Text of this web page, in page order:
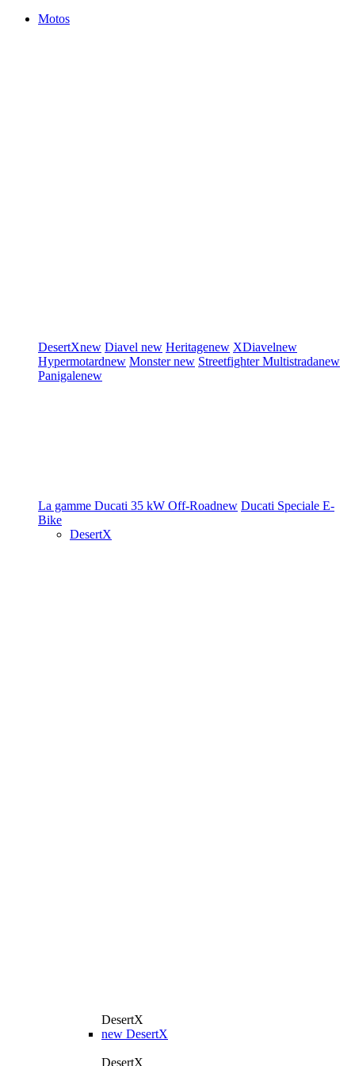
Motos
DesertXnew Diavel new Heritagenew XDiavelnew
Hypermotardnew Monsternew StreetfighterMultistradanew
Panigalenew
La gamme Ducati 35 kW Off-Roadnew Ducati Speciale E-
Bike
DesertX
DesertX
new DesertX
DesertX